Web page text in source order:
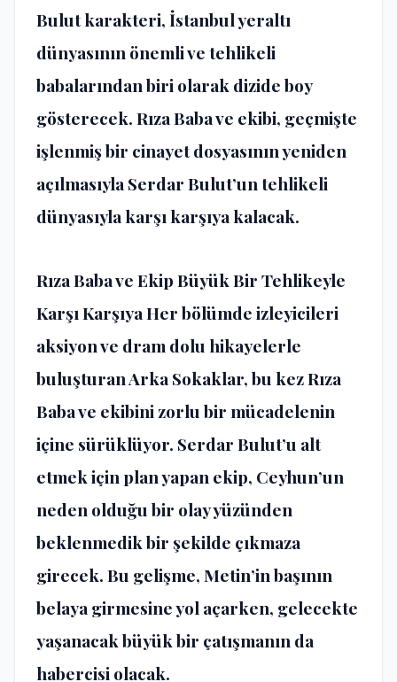
Bulut karakteri, İstanbul yeraltı
dünyasının önemli ve tehlikeli
babalarından biri olarak dizide boy
gösterecek. Rıza Baba ve ekibi, geçmişte
işlenmiş bir cinayet dosyasının yeniden
açılmasıyla Serdar Bulut’un tehlikeli
dünyasıyla karşı karşıya kalacak.
Rıza Baba ve Ekip Büyük Bir Tehlikeyle
Karşı Karşıya Her bölümde izleyicileri
aksiyon ve dram dolu hikayelerle
buluşturan Arka Sokaklar, bu kez Rıza
Baba ve ekibini zorlu bir mücadelenin
içine sürüklüyor. Serdar Bulut’u alt
etmek için plan yapan ekip, Ceyhun’un
neden olduğu bir olay yüzünden
beklenmedik bir şekilde çıkmaza
girecek. Bu gelişme, Metin’in başının
belaya girmesine yol açarken, gelecekte
yaşanacak büyük bir çatışmanın da
habercisi olacak.